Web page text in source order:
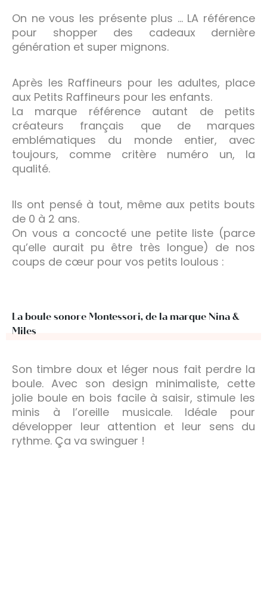
On ne vous les présente plus … LA référence
pour shopper des cadeaux dernière
génération et super mignons.
Après les Raffineurs pour les adultes, place
aux Petits Raffineurs pour les enfants.
La marque référence autant de petits
créateurs français que de marques
emblématiques du monde entier, avec
toujours, comme critère numéro un, la
qualité.
Ils ont pensé à tout, même aux petits bouts
de 0 à 2 ans.
On vous a concocté une petite liste (parce
qu’elle aurait pu être très longue) de nos
coups de cœur pour vos petits loulous :
La boule sonore Montessori, de la marque Nina &
Miles
Son timbre doux et léger nous fait perdre la
boule. Avec son design minimaliste, cette
jolie boule en bois facile à saisir, stimule les
minis à l’oreille musicale. Idéale pour
développer leur attention et leur sens du
rythme. Ça va swinguer !